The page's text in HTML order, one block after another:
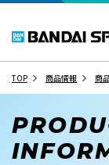
TOP 商品情報 商